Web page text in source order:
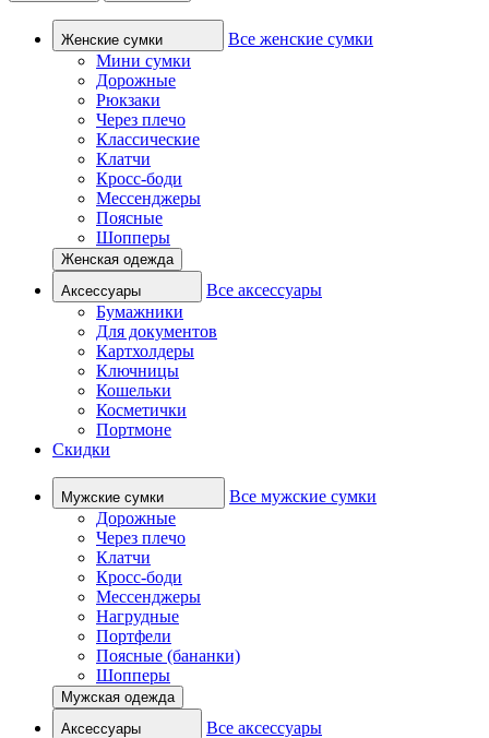
Женские сумки
Все женские сумки
Мини сумки
Дорожные
Рюкзаки
Через плечо
Классические
Клатчи
Кросс-боди
Мессенджеры
Поясные
Шопперы
Женская одежда
Аксессуары
Все аксессуары
Бумажники
Для документов
Картхолдеры
Ключницы
Кошельки
Косметички
Портмоне
Скидки
Мужские сумки
Все мужские сумки
Дорожные
Через плечо
Клатчи
Кросс-боди
Мессенджеры
Нагрудные
Портфели
Поясные (бананки)
Шопперы
Мужская одежда
Аксессуары
Все аксессуары